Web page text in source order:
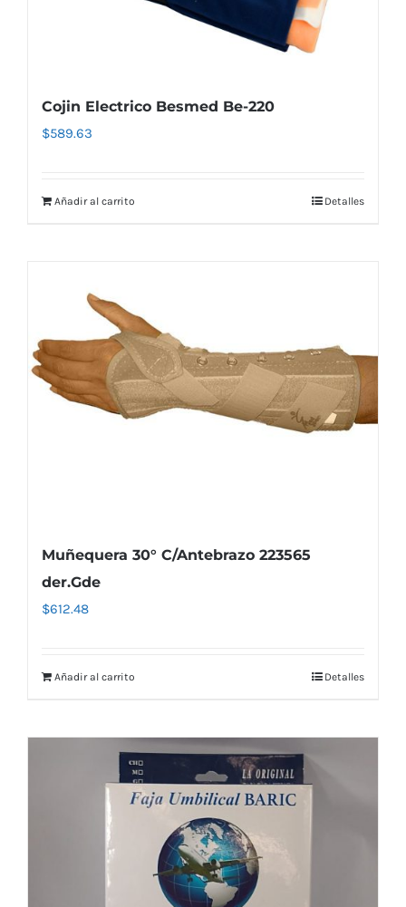
Cojin Electrico Besmed Be-220
$589.63
Añadir al carrito Detalles
Muñequera 30° C/Antebrazo 223565
der.Gde
$612.48
Añadir al carrito Detalles